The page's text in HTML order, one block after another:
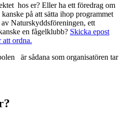
hos er? Eller ha ett föredrag om
på att sätta ihop programmet
Naturskyddsföreningen, ett
en fågelklubb? Skicka epost
att ordna.
är sådana som organisatören tar